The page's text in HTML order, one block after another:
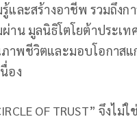
และสร้างอาชีพ รวมถึงก
าน มูลนิธิโตโยต้าประเท
าพชีวิตและมอบโอกาสแ
อง
OF TRUST” จึงไม่